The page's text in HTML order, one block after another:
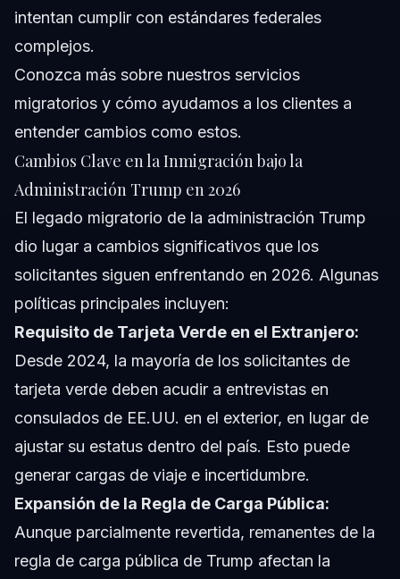
intentan cumplir con estándares federales
complejos.
Conozca más sobre nuestros servicios
migratorios y cómo ayudamos a los clientes a
entender cambios como estos.
Cambios Clave en la Inmigración bajo la
Administración Trump en 2026
El legado migratorio de la administración Trump
dio lugar a cambios significativos que los
solicitantes siguen enfrentando en 2026. Algunas
políticas principales incluyen:
Requisito de Tarjeta Verde en el Extranjero:
Desde 2024, la mayoría de los solicitantes de
tarjeta verde deben acudir a entrevistas en
consulados de EE.UU. en el exterior, en lugar de
ajustar su estatus dentro del país. Esto puede
generar cargas de viaje e incertidumbre.
Expansión de la Regla de Carga Pública:
Aunque parcialmente revertida, remanentes de la
regla de carga pública de Trump afectan la